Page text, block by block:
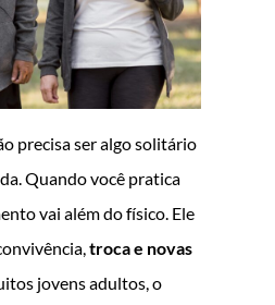
precisa ser algo solitário
Quando você pratica
vai além do físico. Ele
troca e novas
jovens adultos, o